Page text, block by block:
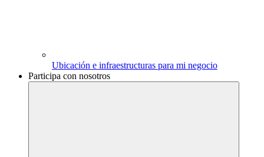
Ubicación e infraestructuras para mi negocio
Participa con nosotros